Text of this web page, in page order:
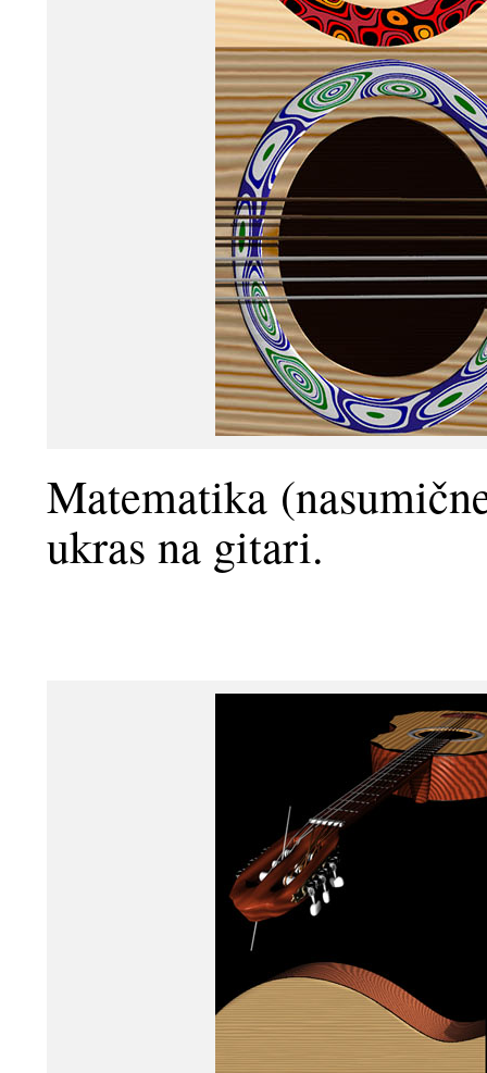
Matematika
ukras na gitari.